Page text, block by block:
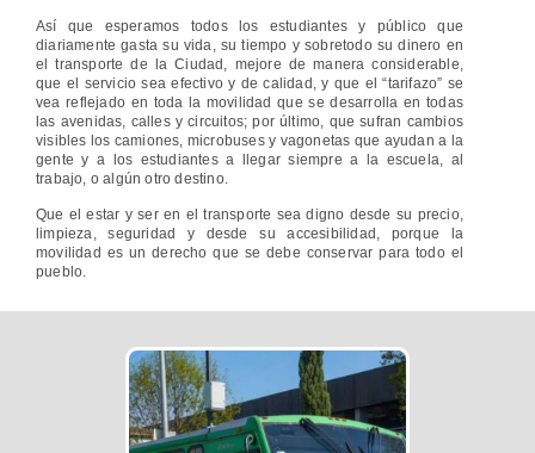
Así que esperamos todos los estudiantes y público que
diariamente gasta su vida, su tiempo y sobretodo su dinero en
el transporte de la Ciudad, mejore de manera considerable,
que el servicio sea efectivo y de calidad, y que el “tarifazo” se
vea reflejado en toda la movilidad que se desarrolla en todas
las avenidas, calles y circuitos; por último, que sufran cambios
visibles los camiones, microbuses y vagonetas que ayudan a la
gente y a los estudiantes a llegar siempre a la escuela, al
trabajo, o algún otro destino.
Que el estar y ser en el transporte sea digno desde su precio,
limpieza, seguridad y desde su accesibilidad, porque la
movilidad es un derecho que se debe conservar para todo el
pueblo.